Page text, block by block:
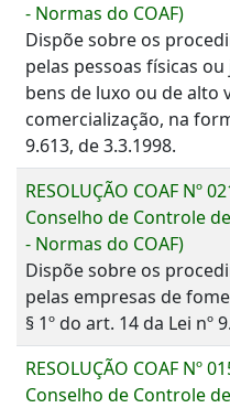
- Normas do COAF)
Dispõe sobre os
pelas pessoas físicas
bens de luxo ou de alto
comercialização, na
9.613, de 3.3.1998.
RESOLUÇÃO COAF Nº
Conselho de Controle
- Normas do COAF)
Dispõe sobre os
pelas empresas de
§ 1º do art. 14 da Lei nº
RESOLUÇÃO COAF Nº
Conselho de Controle